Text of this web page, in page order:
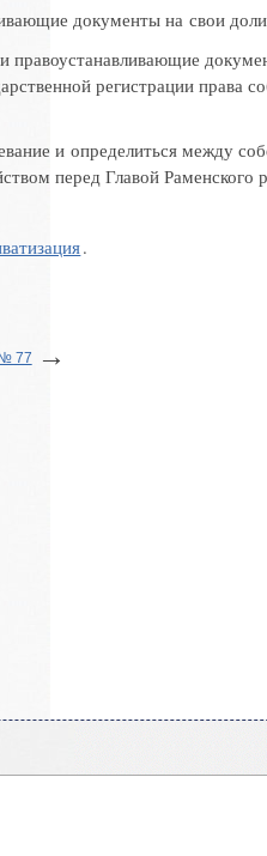
документы на свои
правоустанавливающие
регистрации права
и определиться между
перед Главой Раменского
.
77 →